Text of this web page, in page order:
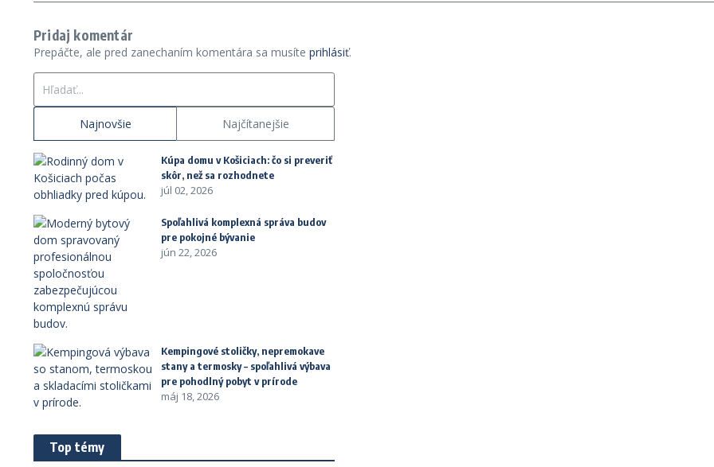
Pridaj komentár
Prepáčte, ale pred zanechaním komentára sa musíte prihlásiť.
Najnovšie Najčítanejšie
Kúpa domu v Košiciach: čo si preveriť
skôr, než sa rozhodnete
júl 02, 2026
Spoľahlivá komplexná správa budov
pre pokojné bývanie
jún 22, 2026
Kempingové stoličky, nepremokave
stany a termosky – spoľahlivá výbava
pre pohodlný pobyt v prírode
máj 18, 2026
Top témy